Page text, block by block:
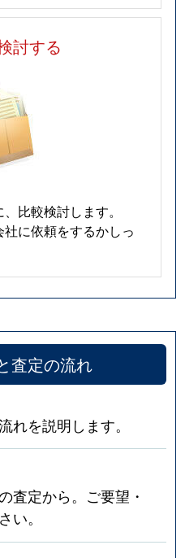
討する
比較検討します。
に依頼をするかしっ
査定の流れ
れを説明します。
査定から。ご要望・
い。